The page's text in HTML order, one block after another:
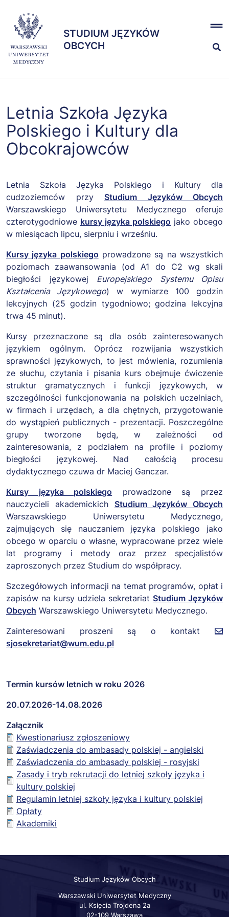
treści
STUDIUM JĘZYKÓW
OBCYCH
x
STUDIUM JĘZYKÓW
OBCYCH
Egzaminy
Zespół
Letnia Szkoła Języka
Polskiego i Kultury dla
Obcokrajowców
Letnia Szkoła Języka Polskiego i Kultury dla
cudzoziemców przy Studium Języków Obcych
Warszawskiego Uniwersytetu Medycznego oferuje
czterotygodniowe kursy języka polskiego jako obcego
w miesiącach lipcu, sierpniu i wrześniu.
Kursy języka polskiego prowadzone są na wszystkich
poziomach zaawansowania (od A1 do C2 wg skali
biegłości językowej Europejskiego Systemu Opisu
Kształcenia Językowego) w wymiarze 100 godzin
lekcyjnych (25 godzin tygodniowo; godzina lekcyjna
trwa 45 minut).
Kursy przeznaczone są dla osób zainteresowanych
językiem ogólnym. Oprócz rozwijania wszystkich
sprawności językowych, to jest mówienia, rozumienia
ze słuchu, czytania i pisania kurs obejmuje ćwiczenie
struktur gramatycznych i funkcji językowych, w
szczególności funkcjonowania na polskich uczelniach,
w firmach i urzędach, a dla chętnych, przygotowanie
do wystąpień publicznych - prezentacji. Poszczególne
grupy tworzone będą, w zależności od
zainteresowania, z podziałem na profile i poziomy
biegłości językowej. Nad całością procesu
dydaktycznego czuwa dr Maciej Ganczar.
Kursy języka polskiego prowadzone są przez
nauczycieli akademickich Studium Języków Obcych
Warszawskiego Uniwersytetu Medycznego,
zajmujących się nauczaniem języka polskiego jako
obcego w oparciu o własne, wypracowane przez wiele
lat programy i metody oraz przez specjalistów
zaproszonych przez Studium do współpracy.
Szczegółowych informacji na temat programów, opłat i
zapisów na kursy udziela sekretariat Studium Języków
Obcych Warszawskiego Uniwersytetu Medycznego.
Zainteresowani proszeni są o kontakt
sjosekretariat@wum.edu.pl
Termin kursów letnich w roku 2026
20.07.2026-14.08.2026
Załącznik
Kwestionariusz zgłoszeniowy
Zaświadczenia do ambasady polskiej - angielski
Zaświadczenia do ambasady polskiej - rosyjski
Zasady i tryb rekrutacji do letniej szkoły języka i
kultury polskiej
Regulamin letniej szkoły języka i kultury polskiej
Opłaty
Akademiki
Studium Języków Obcych
Warszawski Uniwersytet Medyczny
ul. Księcia Trojdena 2a
02-109 Warszawa